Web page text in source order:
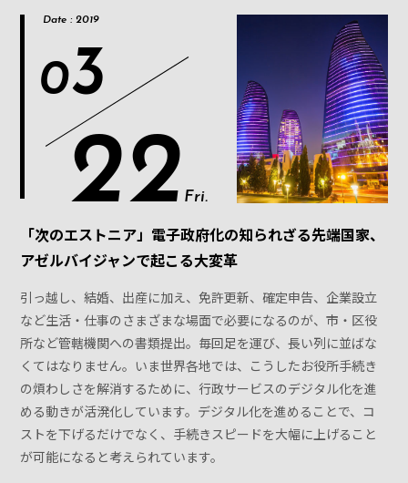
Date : 2019
03
22 Fri.
「次のエストニア」電子政府化の知られざる先端国家、
アゼルバイジャンで起こる大変革
引っ越し、結婚、出産に加え、免許更新、確定申告、企業設立
など生活・仕事のさまざまな場面で必要になるのが、市・区役
所など管轄機関への書類提出。毎回足を運び、長い列に並ばな
くてはなりません。いま世界各地では、こうしたお役所手続き
の煩わしさを解消するために、行政サービスのデジタル化を進
める動きが活溌化しています。デジタル化を進めることで、コ
ストを下げるだけでなく、手続きスピードを大幅に上げること
が可能になると考えられています。